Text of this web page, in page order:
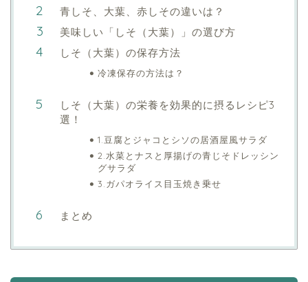
青しそ、大葉、赤しその違いは？
美味しい「しそ（大葉）」の選び方
しそ（大葉）の保存方法
冷凍保存の方法は？
しそ（大葉）の栄養を効果的に摂るレシピ3
選！
1.豆腐とジャコとシソの居酒屋風サラダ
2.水菜とナスと厚揚げの青じそドレッシン
グサラダ
3.ガパオライス目玉焼き乗せ
まとめ